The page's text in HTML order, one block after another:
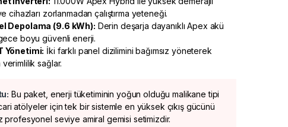
cihazları zorlanmadan çalıştırma yeteneği.
Depolama (9.6 kWh): Derin deşarja dayanıklı Apex akü
boyu güvenli enerji.
Yönetimi: İki farklı panel dizilimini bağımsız yöneterek
verimlilik sağlar.
Bu paket, enerji tüketiminin yoğun olduğu malikane tipi
atölyeler için tek bir sistemle en yüksek çıkış gücünü
profesyonel seviye amiral gemisi setimizdir.